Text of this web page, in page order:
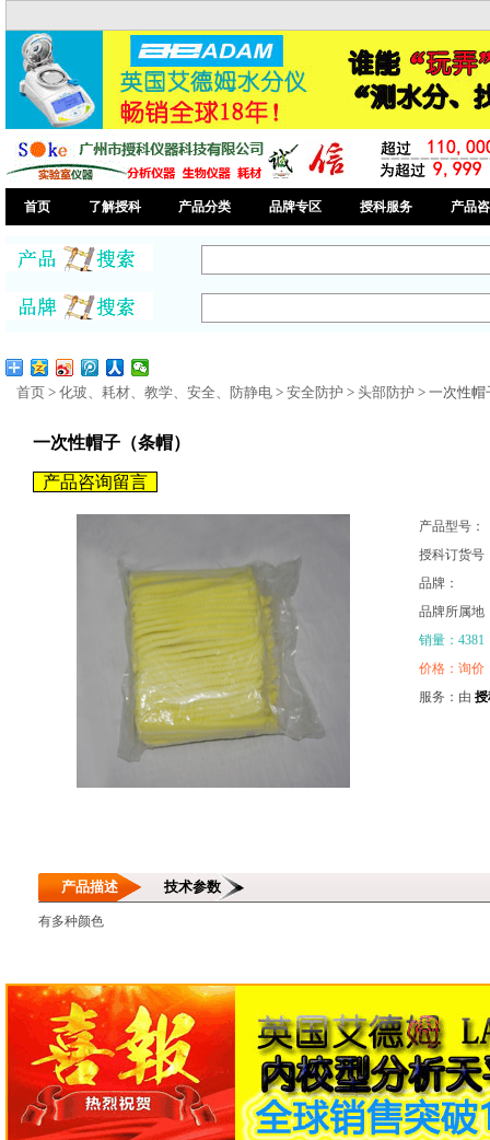
首页 了解授科 产品分类 品牌专区 授科服务 产品
首页> 化玻、耗材、教学、安全、防静电> 安全防护 > 头部防护 > 一次性帽
一次性帽子（条帽）
产品咨询留言
产品型号：
授科订货号
品牌：
品牌所属地
销量：4381
价格：询价
服务：由
产品描述 技术参数
有多种颜色